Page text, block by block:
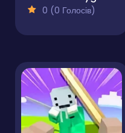
0 (0 Голосів)